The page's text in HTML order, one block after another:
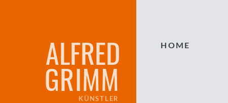
ALFRED
GRIMM
KÜNSTLER
HOME